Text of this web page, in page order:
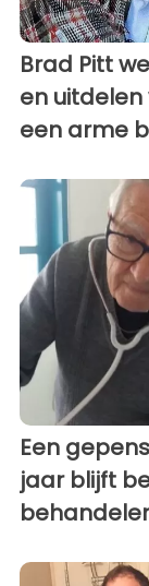
Brad Pitt
en
een arme
Een
jaar blijft